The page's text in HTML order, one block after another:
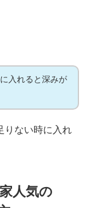
入れると深みが
りない時に入れ
人気の